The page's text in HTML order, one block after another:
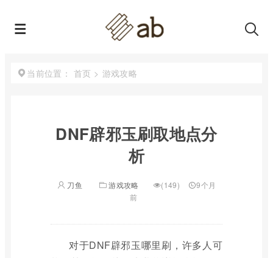
当前位置： 首页 > 游戏攻略
DNF辟邪玉刷取地点分
析
刀鱼 游戏攻略 (149)
9个月
前
对于DNF辟邪玉哪里刷，许多人可